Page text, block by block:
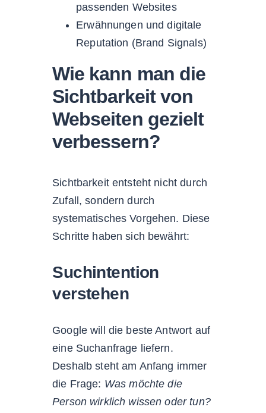
passenden Websites
Erwähnungen und digitale
Reputation (Brand Signals)
Wie kann man die
Sichtbarkeit von
Webseiten gezielt
verbessern?
Sichtbarkeit entsteht nicht durch
Zufall, sondern durch
systematisches Vorgehen. Diese
Schritte haben sich bewährt:
Suchintention
verstehen
Google will die beste Antwort auf
eine Suchanfrage liefern.
Deshalb steht am Anfang immer
die Frage: Was möchte die
Person wirklich wissen oder tun?